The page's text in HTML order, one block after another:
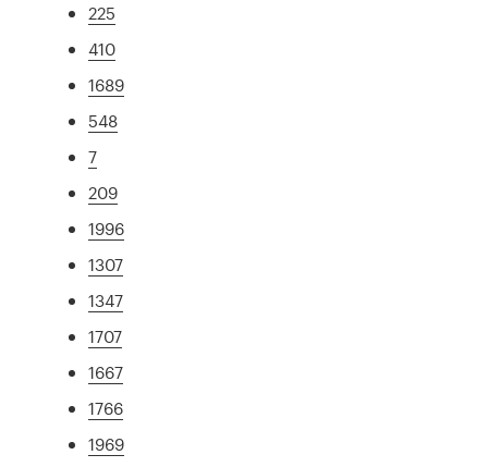
225
410
1689
548
7
209
1996
1307
1347
1707
1667
1766
1969